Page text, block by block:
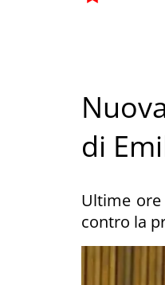
di
Ultime
contro la